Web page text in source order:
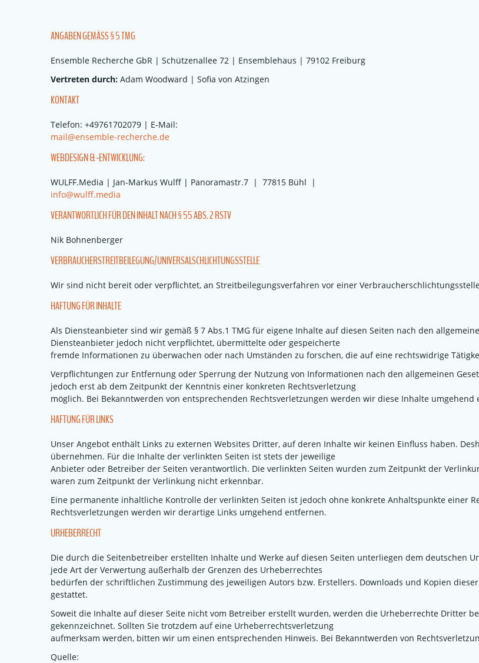
ANGABEN GEMÄSS § 5 TMG
Ensemble Recherche GbR | Schützenallee 72 | Ensemblehaus | 79102 Freiburg
Vertreten durch: Adam Woodward | Sofia von Atzingen
KONTAKT
Telefon: +49761702079 | E-Mail:
mail@ensemble-recherche.de
WEBDESIGN & -ENTWICKLUNG:
WULFF.Media | Jan-Markus Wulff | Panoramastr.7 | 77815 Bühl |
info@wulff.media
VERANTWORTLICH FÜR DEN INHALT NACH § 55 ABS. 2 RSTV
Nik Bohnenberger
VERBRAUCHER­STREIT­BEILEGUNG/UNIVERSAL­SCHLICHTUNGS­STELLE
Wir sind nicht bereit oder verpflichtet, an Streitbeilegungsverfahren vor einer
HAFTUNG FÜR INHALTE
Als Diensteanbieter sind wir gemäß § 7 Abs.1 TMG für eigene Inhalte auf diesen Seiten nach den
Diensteanbieter jedoch nicht verpflichtet, übermittelte oder gespeicherte
fremde Informationen zu überwachen oder nach Umständen zu forschen, die auf eine rechtswidrige
Verpflichtungen zur Entfernung oder Sperrung der Nutzung von Informationen nach den allgemeinen
jedoch erst ab dem Zeitpunkt der Kenntnis einer konkreten Rechtsverletzung
möglich. Bei Bekanntwerden von entsprechenden Rechtsverletzungen werden wir diese Inhalte umgehend
HAFTUNG FÜR LINKS
Unser Angebot enthält Links zu externen Websites Dritter, auf deren Inhalte wir keinen Einfluss haben.
übernehmen. Für die Inhalte der verlinkten Seiten ist stets der jeweilige
Anbieter oder Betreiber der Seiten verantwortlich. Die verlinkten Seiten wurden zum Zeitpunkt der
waren zum Zeitpunkt der Verlinkung nicht erkennbar.
Eine permanente inhaltliche Kontrolle der verlinkten Seiten ist jedoch ohne konkrete Anhaltspunkte einer
Rechtsverletzungen werden wir derartige Links umgehend entfernen.
URHEBERRECHT
Die durch die Seitenbetreiber erstellten Inhalte und Werke auf diesen Seiten unterliegen dem deutschen
jede Art der Verwertung außerhalb der Grenzen des Urheberrechtes
bedürfen der schriftlichen Zustimmung des jeweiligen Autors bzw. Erstellers. Downloads und Kopien
gestattet.
Soweit die Inhalte auf dieser Seite nicht vom Betreiber erstellt wurden, werden die Urheberrechte Dritter
gekennzeichnet. Sollten Sie trotzdem auf eine Urheberrechtsverletzung
aufmerksam werden, bitten wir um einen entsprechenden Hinweis. Bei Bekanntwerden von
Quelle: